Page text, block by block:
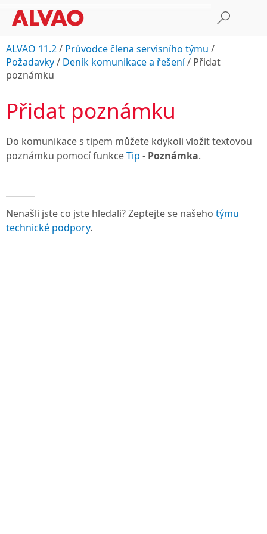
ALVAO 11.2/ Průvodce člena servisního týmu /
Požadavky/ Deník komunikace a řešení/ Přidat
poznámku
Přidat poznámku
Do komunikace s tipem můžete kdykoli vložit textovou
poznámku pomocí funkceTip - Poznámka.
Nenašli jste co jste hledali? Zeptejte se našeho týmu
technické podpory.